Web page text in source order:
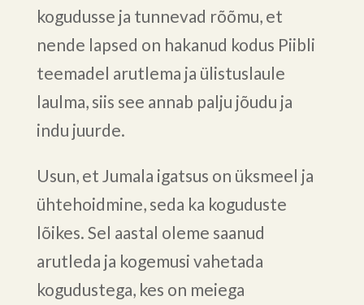
kogudusse ja tunnevad rõõmu, et
nende lapsed on hakanud kodus Piibli
teemadel arutlema ja ülistuslaule
laulma, siis see annab palju jõudu ja
indu juurde.
Usun, et Jumala igatsus on üksmeel ja
ühtehoidmine, seda ka koguduste
lõikes. Sel aastal oleme saanud
arutleda ja kogemusi vahetada
kogudustega, kes on meiega